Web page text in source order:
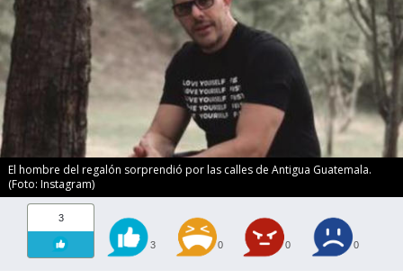
El hombre del regalón sorprendió por las calles de Antigua Guatemala.
(Foto: Instagram)
3
3 0 0 0